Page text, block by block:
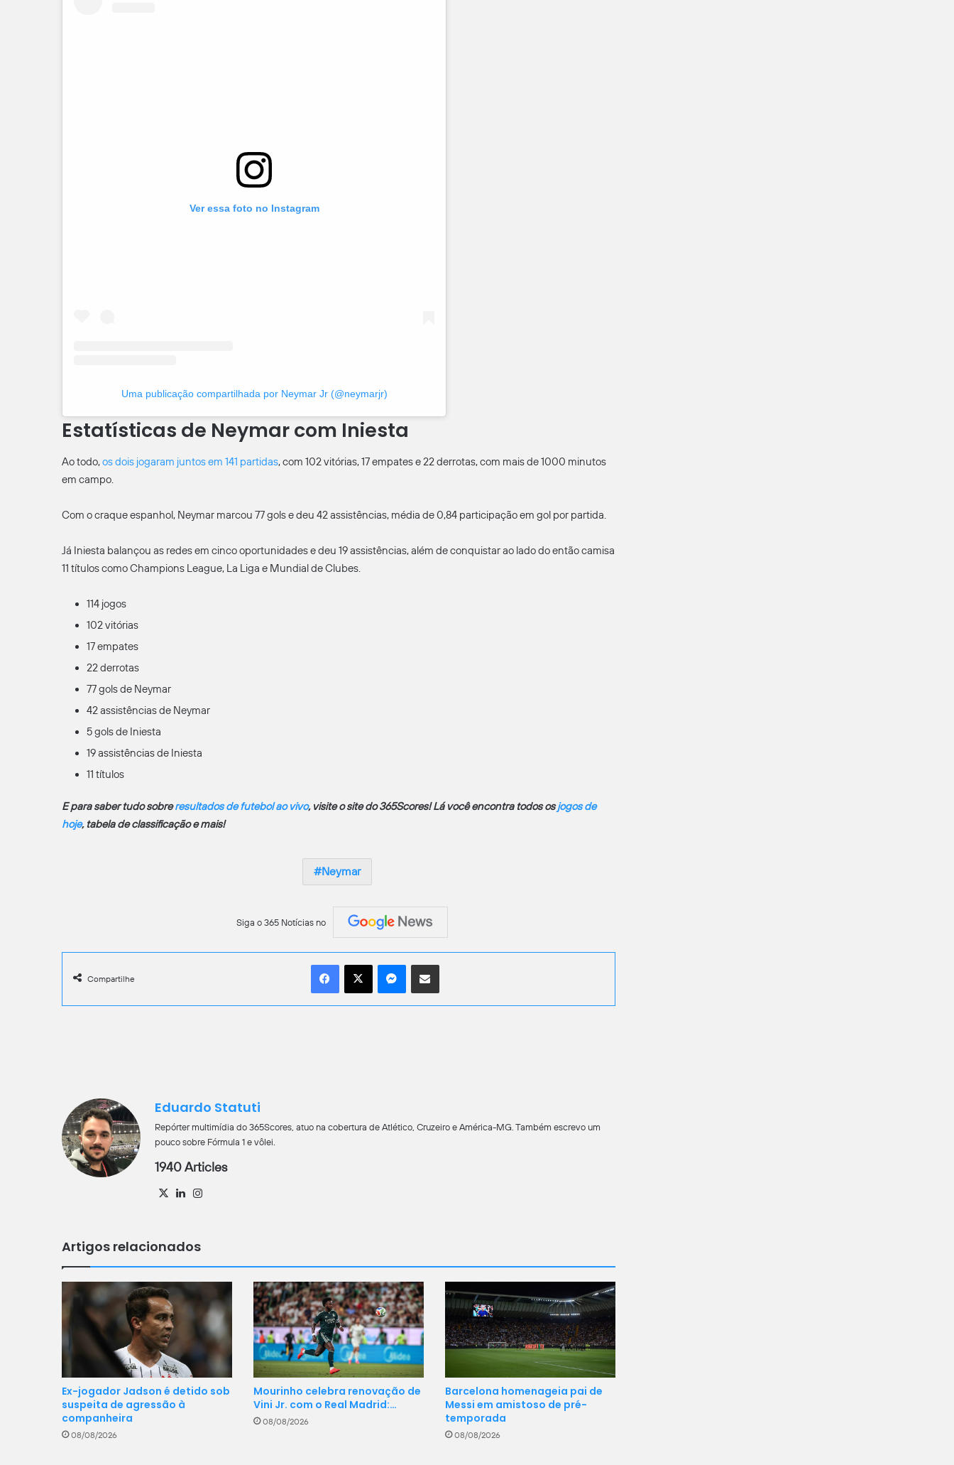
Ver essa foto no Instagram
Uma publicação compartilhada por Neymar Jr (@neymarjr)
Estatísticas de Neymar com Iniesta
Ao todo,os dois jogaram juntos em 141 partidas, com 102 vitórias, 17 empates e 22 derrotas, com mais de 1000 minutos
em campo.
Com o craque espanhol, Neymar marcou 77 gols e deu 42 assistências, média de 0,84 participação em gol por partida.
Já Iniesta balançou as redes em cinco oportunidades e deu 19 assistências, além de conquistar ao lado do então camisa
11 títulos como Champions League, La Liga e Mundial de Clubes.
114 jogos
102 vitórias
17 empates
22 derrotas
77 gols de Neymar
42 assistências de Neymar
5 gols de Iniesta
19 assistências de Iniesta
11 títulos
E para saber tudo sobreresultados de futebol ao vivo, visite o site do 365Scores! Lá você encontra todos osjogos de
hoje, tabela de classificação e mais!
Neymar
Siga o 365 Notícias no
Compartilhe
Facebook
X MessengerCompartilhar por e-mail
Eduardo Statuti
Repórter multimídia do 365Scores, atuo na cobertura de Atlético, Cruzeiro e América-MG. Também escrevo um
pouco sobre Fórmula 1 e vôlei.
1940 Articles
X Linkedin
Artigos relacionados
Ex-jogador Jadson é detido sob
suspeita de agressão à
companheira
08/08/2026
Mourinho celebra renovação de
Vini Jr. com o Real Madrid:…
08/08/2026
Barcelona homenageia pai de
Messi em amistoso de pré-
temporada
08/08/2026